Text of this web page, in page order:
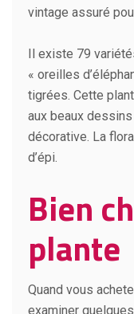
vintage assuré
Il existe 79
« oreilles
tigrées. Cette
aux beaux
décorative. La
d’épi.
Bien
plante
Quand vous
examiner